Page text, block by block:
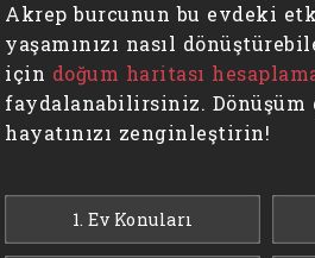
Akrep burcunun bu evdeki
yaşamınızı nasıl
için doğum haritası
faydalanabilirsiniz. Dönüşüm
hayatınızı zenginleştirin!
1. Ev Konuları